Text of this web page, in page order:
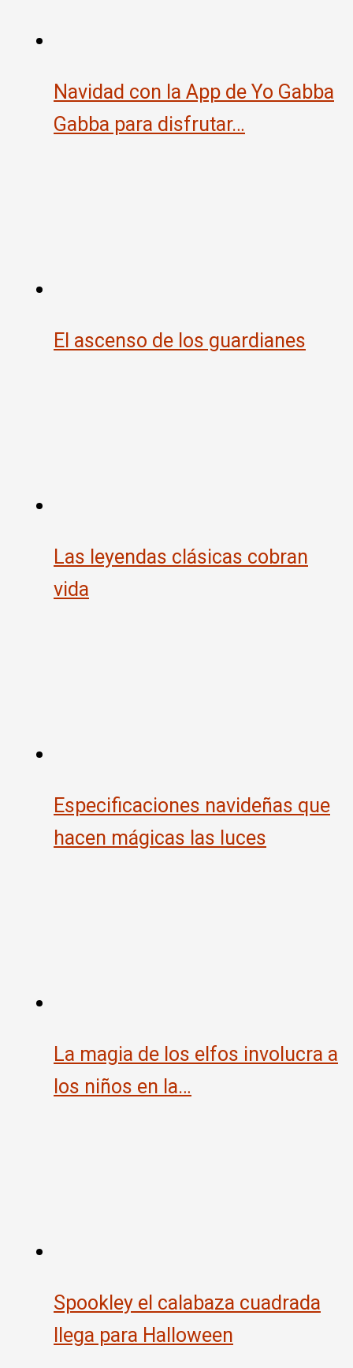
Navidad con la App de Yo Gabba
Gabba para disfrutar…
El ascenso de los guardianes
Las leyendas clásicas cobran
vida
Especificaciones navideñas que
hacen mágicas las luces
La magia de los elfos involucra a
los niños en la…
Spookley el calabaza cuadrada
llega para Halloween